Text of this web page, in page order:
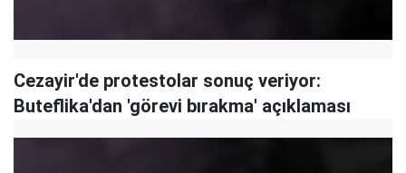
Cezayir'de protestolar sonuç veriyor:
Buteflika'dan 'görevi bırakma' açıklaması